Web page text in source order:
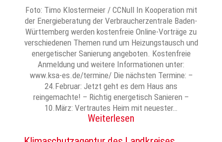
Foto: Timo Klostermeier / CCNull In Kooperation mit
der Energieberatung der Verbraucherzentrale Baden-
Württemberg werden kostenfreie Online-Vorträge zu
verschiedenen Themen rund um Heizungstausch und
energetischer Sanierung angeboten. Kostenfreie
Anmeldung und weitere Informationen unter:
www.ksa-es.de/termine/ Die nächsten Termine: –
24.Februar: Jetzt geht es dem Haus ans
reingemachte! – Richtig energetisch Sanieren –
10.März: Vertrautes Heim mit neuester…
Weiterlesen